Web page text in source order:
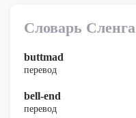
Словарь Сленга
buttmad
перевод
bell-end
перевод